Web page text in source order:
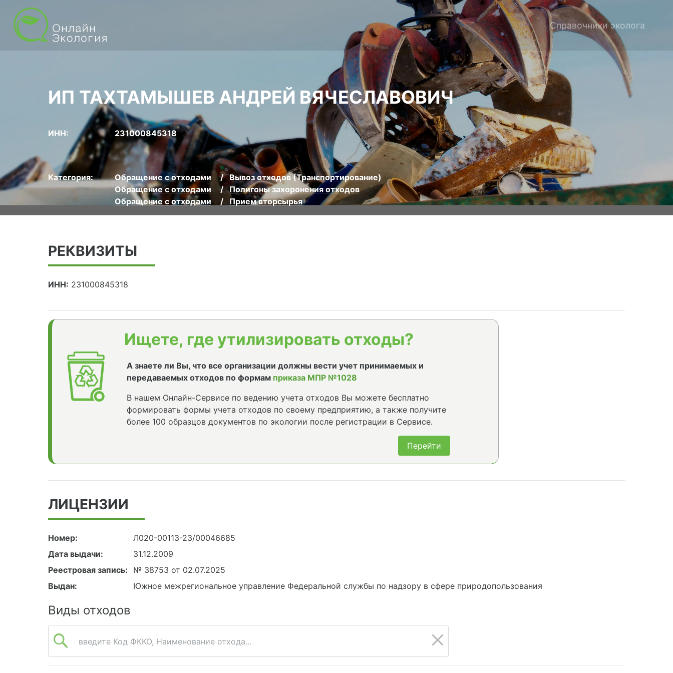
Справочники эколога
ИП ТАХТАМЫШЕВ АНДРЕЙ ВЯЧЕСЛАВОВИЧ
ИНН: 231000845318
Категория: Обращение с отходами
Вывоз отходов (Транспортирование)
Обращение с отходами
Полигоны захоронения отходов
Обращение с отходами
Прием вторсырья
РЕКВИЗИТЫ
ИНН: 231000845318
Ищете, где утилизировать отходы?
А знаете ли Вы, что все организации должны вести учет принимаемых и
передаваемых отходов по формам приказа МПР №1028
В нашем Онлайн-Сервисе по ведению учета отходов Вы можете бесплатно
формировать формы учета отходов по своему предприятию, а также получите
более 100 образцов документов по экологии после регистрации в Сервисе.
Перейти
ЛИЦЕНЗИИ
Номер:
Л020-00113-23/00046685
Дата выдачи:
31.12.2009
Реестровая запись:
№ 38753 от 02.07.2025
Выдан:
Южное межрегиональное управление Федеральной службы по надзору в сфере природопользования
Виды отходов
введите Код ФККО, Наименование отхода...